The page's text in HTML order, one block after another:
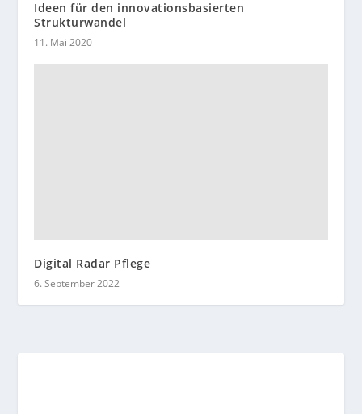
Ideen für den innovationsbasierten
Strukturwandel
11. Mai 2020
Digital Radar Pflege
6. September 2022